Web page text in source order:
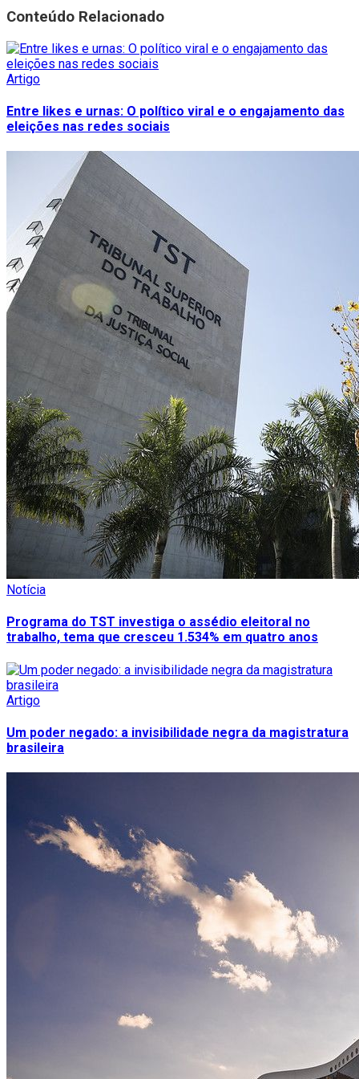
Conteúdo Relacionado
Artigo
Entre likes e urnas: O político viral e o engajamento das
eleições nas redes sociais
Notícia
Programa do TST investiga o assédio eleitoral no
trabalho, tema que cresceu 1.534% em quatro anos
Artigo
Um poder negado: a invisibilidade negra da magistratura
brasileira